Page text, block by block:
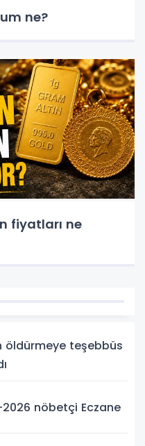
ne?
fiyatları ne
öldürmeye teşebbüs
nöbetçi Eczane